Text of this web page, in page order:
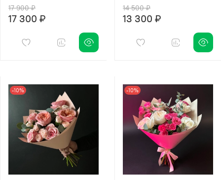
17 900 ₽
17 300 ₽
14 500 ₽
13 300 ₽
-10% -10%